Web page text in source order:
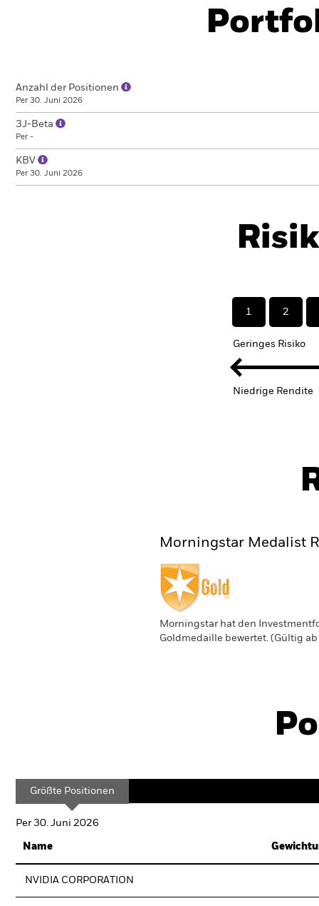
Anzahl der Positionen
Per 30. Juni 2026
3J-Beta
Per -
KBV
Per 30. Juni 2026
1 2
Geringes Risiko
Niedrige Rendite
Morningstar Medalist
Morningstar hat den
Goldmedaille bewertet. (Gültig
Größte Positionen
Per 30. Juni 2026
Name
NVIDIA CORPORATION